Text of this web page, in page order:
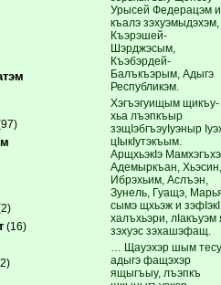
(16)
Урысей Федерацэм и
къалэ зэхуэмыдэхэм,
Къэрэшей-
Шэрджэсым,
Къэбэрдей-
Балъкъэрым, Адыгэ
Республикэм.
Хэгъэгуищым щикъу-
хьа лъэпкъыр
зэщIэбгъэуIуэныр
цIыкIутэкъым.
АрщхьэкIэ Мамхэгъхэ
Адемыркъан,
Ибрэхьим, Аслъэн,
Зунель, Гуащэ,
сымэ щхьэж и зэфIэкI
халъхьэри, лIакъуэм
зэхуэс зэхашэфащ.
… Щауэхэр шым
адыгэ фащэхэр
ящыгъыу, лъэпкъ